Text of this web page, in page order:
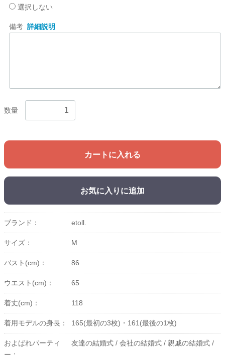
選択しない
備考 詳細説明
数量
カートに入れる
お気に入りに追加
ブランド： etoll.
サイズ： M
バスト(cm)： 86
ウエスト(cm)： 65
着丈(cm)： 118
着用モデルの身長： 165(最初の3枚)・161(最後の1枚)
およばれパーティ
友達の結婚式 / 会社の結婚式 / 親戚の結婚式 /